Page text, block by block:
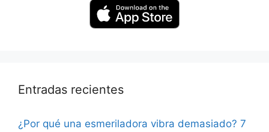
Entradas recientes
¿Por qué una esmeriladora vibra demasiado? 7